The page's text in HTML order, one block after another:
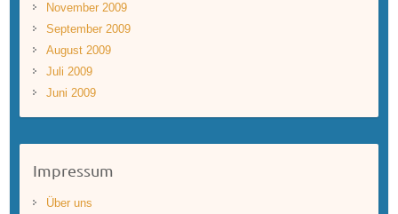
November 2009
September 2009
August 2009
Juli 2009
Juni 2009
Impressum
Über uns